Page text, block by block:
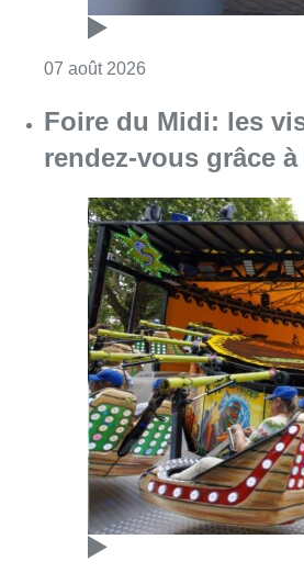
07 août 2026 Consulter l'article
Les Bruxellois
zones 30 ?